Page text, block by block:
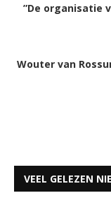
”De organisatie
Wouter van
VEEL GELEZEN